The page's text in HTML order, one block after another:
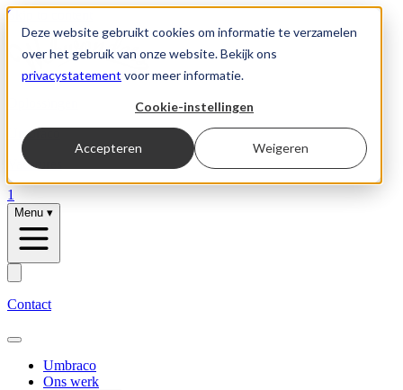
Deze website gebruikt cookies om informatie te verzamelen
over het gebruik van onze website. Bekijk ons
privacystatement voor meer informatie.
Cookie-instellingen
Accepteren Weigeren
Skip to content
Umbraco
Vacatures
1
Menu ▾
Contact
Umbraco
Ons werk